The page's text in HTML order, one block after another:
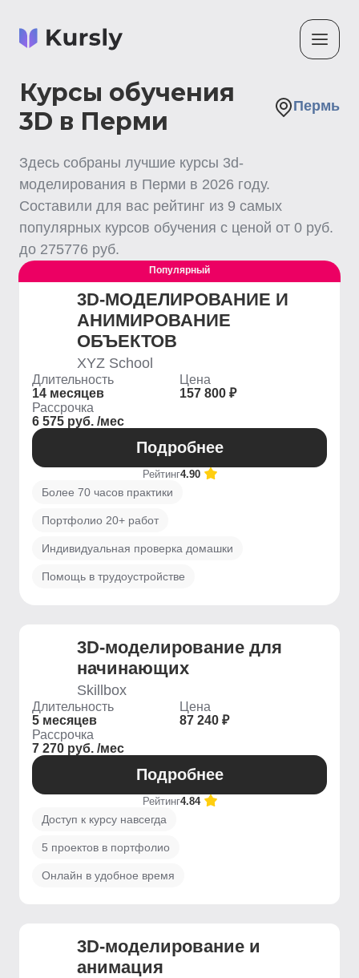
Курсы обучения
3D в Перми
Пермь
Здесь собраны лучшие курсы 3d-
моделирования в Перми в 2026 году.
Составили для вас рейтинг из 9 самых
популярных курсов обучения с ценой от 0 руб.
до 275776 руб.
Популярный
3D-МОДЕЛИРОВАНИЕ И
АНИМИРОВАНИЕ
ОБЪЕКТОВ
XYZ School
Длительность
14 месяцев
Цена
157 800 ₽
Рассрочка
6 575 руб. /мес
Подробнее
Рейтинг4.90
Более 70 часов практики
Портфолио 20+ работ
Индивидуальная проверка домашки
Помощь в трудоустройстве
3D-моделирование для
начинающих
Skillbox
Длительность
5 месяцев
Цена
87 240 ₽
Рассрочка
7 270 руб. /мес
Подробнее
Рейтинг4.84
Доступ к курсу навсегда
5 проектов в портфолио
Онлайн в удобное время
3D-моделирование и
анимация